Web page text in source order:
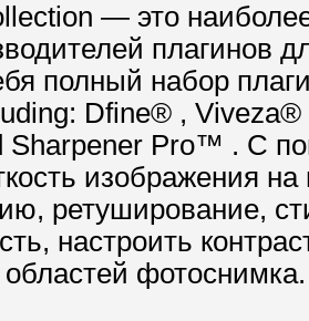
— это
плагинов
полный набор
Dfine® ,
Pro™ . С
изображения
ретуширование,
настроить
фотоснимка.